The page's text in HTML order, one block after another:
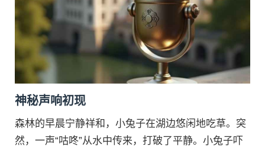
神秘声响初现
森林的早晨宁静祥和，小兔子在湖边悠闲地吃草。突
然，一声“咕咚”从水中传来，打破了平静。小兔子吓